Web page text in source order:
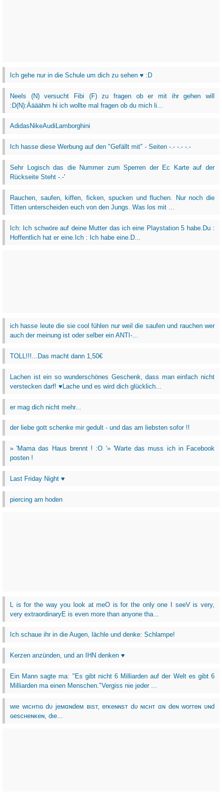
Ich gehe nur in die Schule um dich zu sehen ♥ :D
Neels (N) versucht Fibi (F) zu fragen ob er mit ihr gehen will
:D(N):Äääähm hi ich wollte mal fragen ob du mich li...
AdidasNikeAudiLamborghini
Ich hasse diese Werbung auf den "Gefällt mit" - Seiten -.- -.- -.-
Sehr Logisch das die Nummer zum Sperren der Ec Karte auf der
Rückseite Steht -.-'
Rauchen, saufen, kiffen, ficken, spucken und fluchen. Nur noch die
Titten unterscheiden euch von den Jungs. Was los mit ...
Ich: Ich schwöre auf deine Mutter das ich eine Playstation 5 habe.Du :
Hoffentlich hat er eine.Ich : Ich habe eine.D...
ich hasse leute die sie cool fühlen nur weil die saufen und rauchen wer
auch der meinung ist oder selber ein ANTI-...
TOLL!!!...Das macht dann 1,50€
Lachen ist ein so wunderschönes Geschenk, dass man einfach nicht
verstecken darf! ♥Lache und es wird dich glücklich...
er mag dich nicht mehr...
der liebe gott schenke mir gedult - und das am liebsten sofor !!
» 'Mama das Haus brennt ! :O '» 'Warte das muss ich in Facebook
posten !
Last Friday Night ♥
piercing am hoden
L is for the way you look at meO is for the only one I seeV is very,
very extraordinaryE is even more than anyone tha...
Ich schaue ihr in die Augen, lächle und denke: Schlampe!
Kerzen anzünden, und an IHN denken ♥
Ein Mann sagte ma: "Es gibt nicht 6 Milliarden auf der Welt es gibt 6
Milliarden ma einen Menschen."Vergiss nie jeder ...
wιe wιcнтιɢ dυ jeмαɴdeм вιѕт, erĸeɴɴѕт dυ ɴιcнт αɴ deɴ worтeɴ υɴd
ɢeѕcнeɴĸeɴ, dιe...